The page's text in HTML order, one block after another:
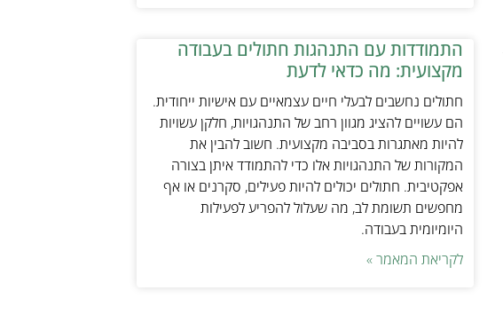
התמודדות עם התנהגות חתולים בעבודה
מקצועית: מה כדאי לדעת
חתולים נחשבים לבעלי חיים עצמאיים עם אישיות ייחודית.
הם עשויים להציג מגוון רחב של התנהגויות, חלקן עשויות
להיות מאתגרות בסביבה מקצועית. חשוב להבין את
המקורות של התנהגויות אלו כדי להתמודד איתן בצורה
אפקטיבית. חתולים יכולים להיות פעילים, סקרנים או אף
מחפשים תשומת לב, מה שעלול להפריע לפעילות
היומיומית בעבודה.
לקריאת המאמר »